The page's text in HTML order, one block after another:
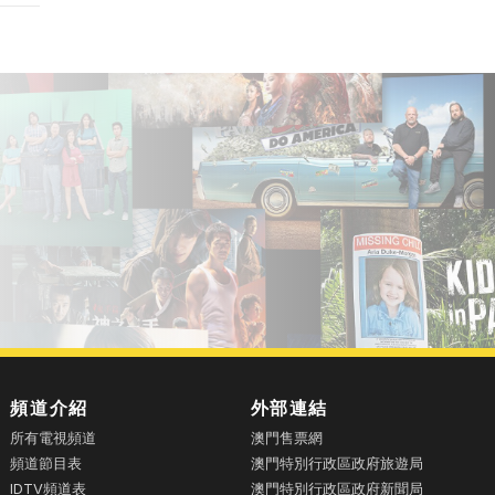
頻道介紹
所有電視頻道
頻道節目表
IDTV頻道表
外部連結
澳門售票網
澳門特別行政區政府旅遊局
澳門特別行政區政府新聞局